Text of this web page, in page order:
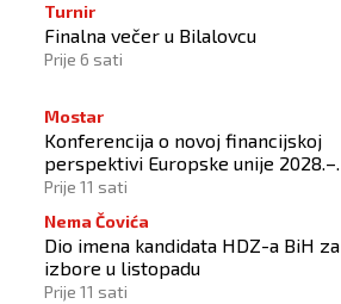
Turnir
Finalna večer u Bilalovcu
Prije 6 sati
Mostar
Konferencija o novoj financijskoj
perspektivi Europske unije 2028.–
2034.
Prije 11 sati
Nema Čovića
Dio imena kandidata HDZ-a BiH za
izbore u listopadu
Prije 11 sati